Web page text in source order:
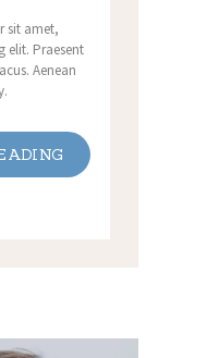
sit amet,
elit. Praesent
Aenean